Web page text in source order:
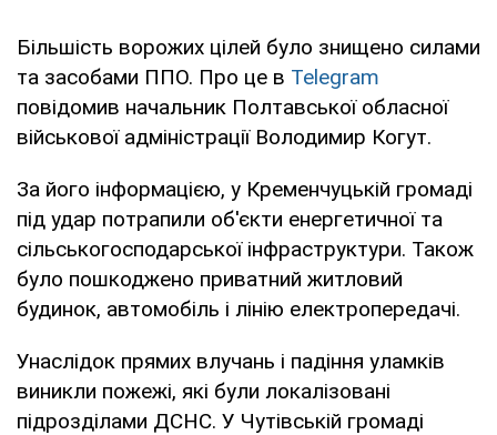
Більшість ворожих цілей було знищено силами
та засобами ППО. Про це в Telegram
повідомив начальник Полтавської обласної
військової адміністрації Володимир Когут.
За його інформацією, у Кременчуцькій громаді
під удар потрапили об'єкти енергетичної та
сільськогосподарської інфраструктури. Також
було пошкоджено приватний житловий
будинок, автомобіль і лінію електропередачі.
Унаслідок прямих влучань і падіння уламків
виникли пожежі, які були локалізовані
підрозділами ДСНС. У Чутівській громаді